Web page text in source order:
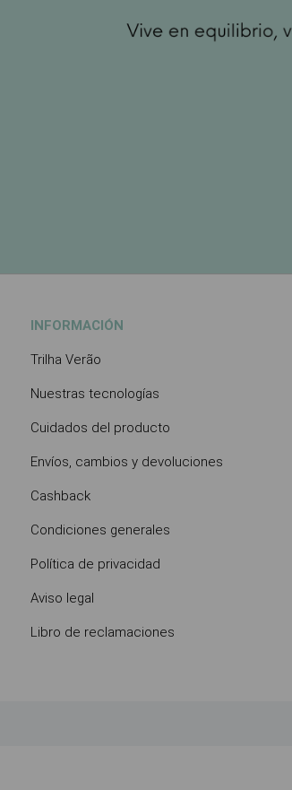
INFORMACIÓN
Trilha Verão
Nuestras tecnologías
Cuidados del producto
Envíos, cambios y devoluciones
Cashback
Condiciones generales
Política de privacidad
Aviso legal
Libro de reclamaciones